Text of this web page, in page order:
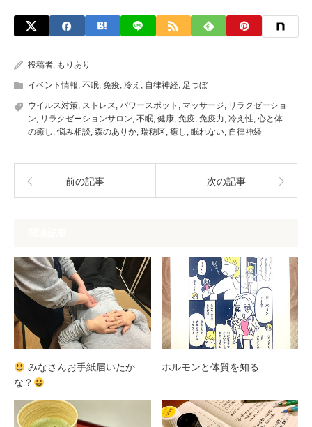
投稿者: もりあり
イベント情報, 不眠, 免疫, 冷え , 自律神経, 足つぼ
ウイルス対策, ストレス, パワースポット , マッサージ, リラクゼーショ
ン, リラクゼーションサロン, 不眠, 健康, 免疫, 免疫力, 冷え性, 心と体
の癒し ,悩み相談, 森のありか, 瑞穂区, 癒し , 眠れない, 自律神経
前の記事 次の記事
みなさんお手紙届いたか
な？
ホルモンと体質を知る